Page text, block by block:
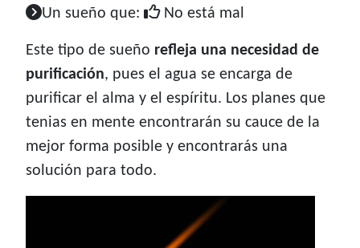
Un sueño que: No está mal
Este tipo de sueño refleja una necesidad de
purificación, pues el agua se encarga de
purificar el alma y el espíritu. Los planes que
tenias en mente encontrarán su cauce de la
mejor forma posible y encontrarás una
solución para todo.